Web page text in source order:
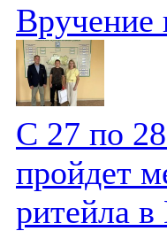
Вручение
С 27 по
пройдет
ритейла